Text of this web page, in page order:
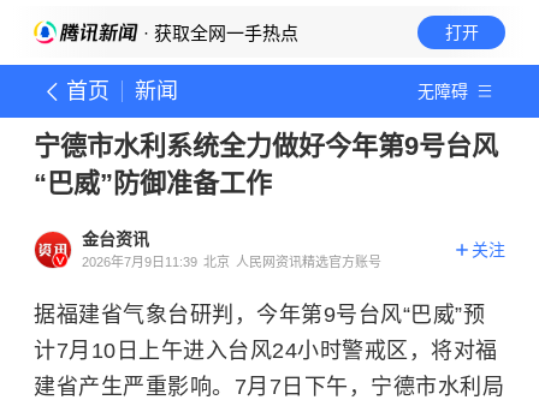
· 获取全网一手热点 打开
首页 新闻 无障碍
宁德市水利系统全力做好今年第9号台风
“巴威”防御准备工作
金台资讯
2026年7月9日11:39 北京 人民网资讯精选官方账号
关注
据福建省气象台研判，今年第9号台风“巴威”预
计7月10日上午进入台风24小时警戒区，将对福
建省产生严重影响。7月7日下午，宁德市水利局